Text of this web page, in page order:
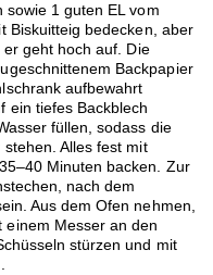
sowie 1 guten EL vom
Biskuitteig bedecken, aber
geht hoch auf. Die
Backpapier
aufbewahrt
ein tiefes Backblech
füllen, sodass die
Alles fest mit
Minuten backen. Zur
nach dem
Aus dem Ofen nehmen,
einem Messer an den
stürzen und mit